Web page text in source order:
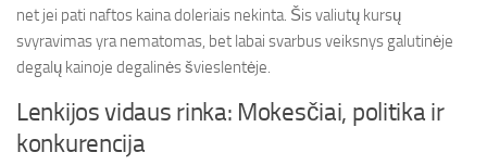
net jei pati naftos kaina doleriais nekinta. Šis valiutų kursų
svyravimas yra nematomas, bet labai svarbus veiksnys galutinėje
degalų kainoje degalinės švieslentėje.
Lenkijos vidaus rinka: Mokesčiai, politika ir
konkurencija